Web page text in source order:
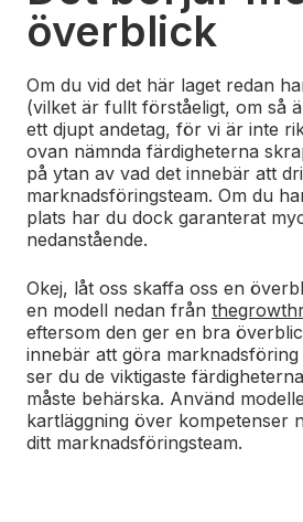
överblick
Om du vid det här laget redan
(vilket är fullt förståeligt, om så
ett djupt andetag, för vi är inte
ovan nämnda färdigheterna
på ytan av vad det innebär att
marknadsföringsteam. Om du
plats har du dock garanterat
nedanstående.
Okej, låt oss skaffa oss en
en modell nedan från
eftersom den ger en bra
innebär att göra
ser du de viktigaste
måste behärska. Använd
kartläggning över kompetenser
ditt marknadsföringsteam.